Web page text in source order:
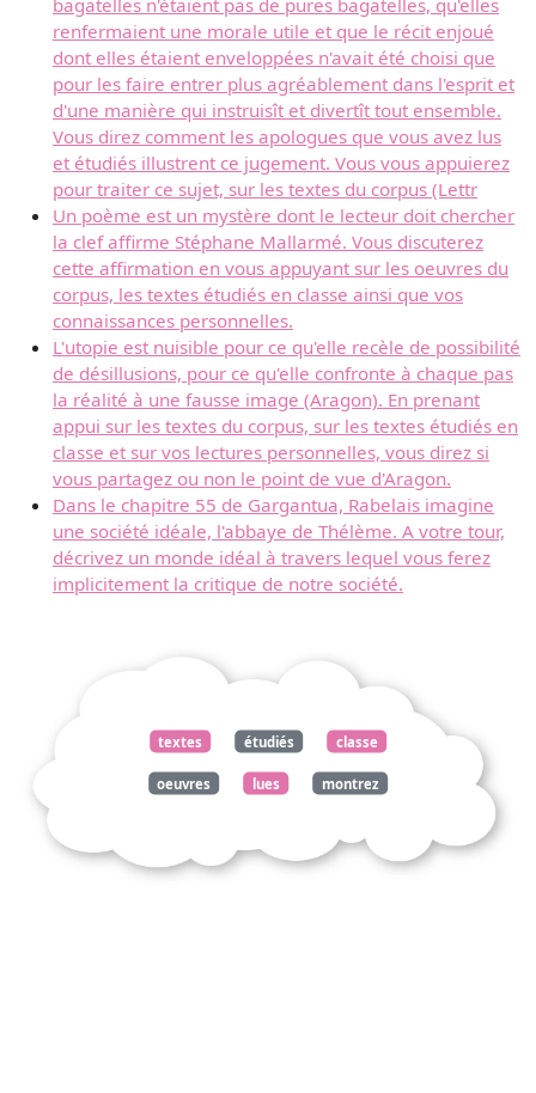
renfermaient une morale utile et que le récit enjoué
dont elles étaient enveloppées n'avait été choisi que
pour les faire entrer plus agréablement dans l'esprit et
d'une manière qui instruisît et divertît tout ensemble.
Vous direz comment les apologues que vous avez lus
et étudiés illustrent ce jugement. Vous vous appuierez
pour traiter ce sujet, sur les textes du corpus (Lettr
Un poème est un mystère dont le lecteur doit chercher
la clef affirme Stéphane Mallarmé. Vous discuterez
cette affirmation en vous appuyant sur les oeuvres du
corpus, les textes étudiés en classe ainsi que vos
connaissances personnelles.
L'utopie est nuisible pour ce qu'elle recèle de possibilité
de désillusions, pour ce qu'elle confronte à chaque pas
la réalité à une fausse image (Aragon). En prenant
appui sur les textes du corpus, sur les textes étudiés en
classe et sur vos lectures personnelles, vous direz si
vous partagez ou non le point de vue d'Aragon.
Dans le chapitre 55 de Gargantua, Rabelais imagine
une société idéale, l'abbaye de Thélème. A votre tour,
décrivez un monde idéal à travers lequel vous ferez
implicitement la critique de notre société.
textes étudiés classe
oeuvres lues montrez
thomas more abbaye